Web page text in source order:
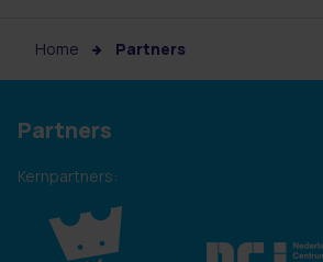
Home Partners
Partners
Kernpartners: